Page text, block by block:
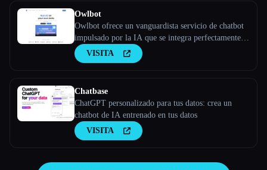
Owlbot
Owlbot ofrece un vanguardista servicio de chatbot
impulsado por la IA que se integra perfectamente
con tus datos para ofrecer respuestas instantáneas
para ti, tus clientes o tu equipo.
VISITA
Chatbase
ChatGPT personalizado para tus datos: crea un
chatbot de IA entrenado en tus datos
VISITA